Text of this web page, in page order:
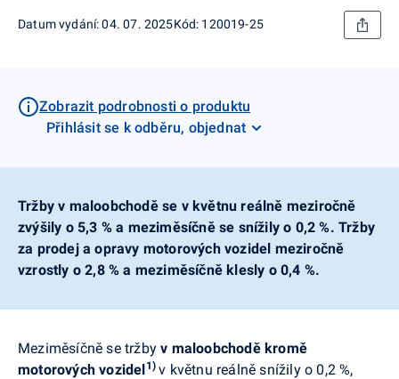
Datum vydání: 04. 07. 2025Kód: 120019-25
Zobrazit podrobnosti o produktu
Přihlásit se k odběru, objednat
Tržby v maloobchodě se v květnu reálně meziročně
zvýšily o 5,3 % a meziměsíčně se snížily o 0,2 %. Tržby
za prodej a opravy motorových vozidel meziročně
vzrostly o 2,8 % a meziměsíčně klesly o 0,4 %.
Meziměsíčně se tržbyv maloobchodě kromě
motorových vozidel1)v květnu reálně snížily o 0,2 %,